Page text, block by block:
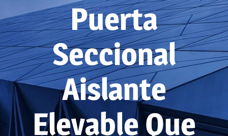
Puerta
Seccional
Aislante
Elevable Que